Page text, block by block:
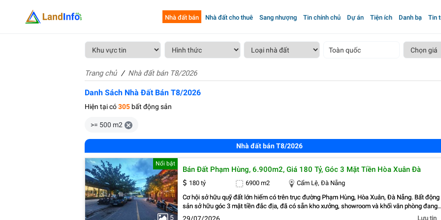
Nhà đất bán Nhà đất cho thuê Sang nhượng Tin chính chủ Dự án Tiện ích Danh bạ Tin
Toàn quốc
Trang chủ Nhà đất bán T8/2026
Danh Sách Nhà Đất Bán T8/2026
Hiện tại có305 bất động sản
>= 500 m2
Nhà đất bán T8/2026
5
Nổi bật
Bán Đất Phạm Hùng, 6.900m2, Giá 180 Tỷ, Góc 3 Mặt Tiền Hòa Xuân Đà
180 tỷ 6900 m2
Cẩm Lệ, Đà Nẵng
Cơ hội sở hữu quỹ đất lớn hiếm có trên trục đường Phạm Hùng, Hòa Xuân, Đà Nẵng. Bất động
sản sở hữu góc 3 mặt tiền đắc địa, đã có sẵn kho xưởng, showroom và khối văn phòng đang
khai thác cho thuê với dòng tiền ổn định 450 triệu đồng/tháng. Thông tin chi tiết: Địa chỉ: Đường
Lưu tin